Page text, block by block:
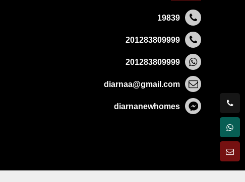
19839
201283809999
201283809999
diarnaa@gmail.com
diarnanewhomes